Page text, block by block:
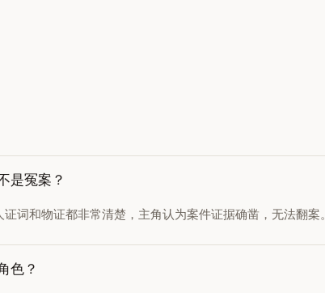
是冤案？
词和物证都非常清楚，主角认为案件证据确凿，无法翻案。
色？